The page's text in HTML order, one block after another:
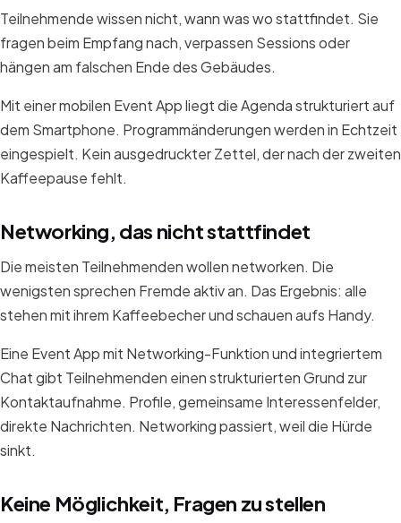
Teilnehmende wissen nicht, wann was wo stattfindet. Sie
fragen beim Empfang nach, verpassen Sessions oder
hängen am falschen Ende des Gebäudes.
Mit einer mobilen Event App liegt die Agenda strukturiert auf
dem Smartphone. Programmänderungen werden in Echtzeit
eingespielt. Kein ausgedruckter Zettel, der nach der zweiten
Kaffeepause fehlt.
Networking, das nicht stattfindet
Die meisten Teilnehmenden wollen networken. Die
wenigsten sprechen Fremde aktiv an. Das Ergebnis: alle
stehen mit ihrem Kaffeebecher und schauen aufs Handy.
Eine Event App mit Networking-Funktion und integriertem
Chat gibt Teilnehmenden einen strukturierten Grund zur
Kontaktaufnahme. Profile, gemeinsame Interessenfelder,
direkte Nachrichten. Networking passiert, weil die Hürde
sinkt.
Keine Möglichkeit, Fragen zu stellen